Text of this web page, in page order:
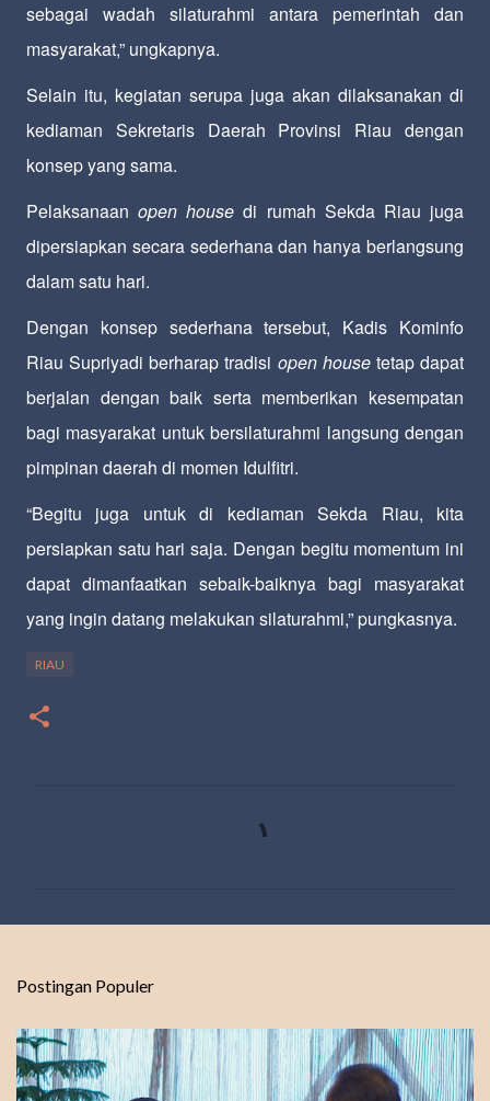
sebagai wadah silaturahmi antara pemerintah dan
masyarakat,” ungkapnya.
Selain itu, kegiatan serupa juga akan dilaksanakan di
kediaman Sekretaris Daerah Provinsi Riau dengan
konsep yang sama.
Pelaksanaanopen house di rumah Sekda Riau juga
dipersiapkan secara sederhana dan hanya berlangsung
dalam satu hari.
Dengan konsep sederhana tersebut, Kadis Kominfo
Riau Supriyadi berharap tradisi open housetetap dapat
berjalan dengan baik serta memberikan kesempatan
bagi masyarakat untuk bersilaturahmi langsung dengan
pimpinan daerah di momen Idulfitri.
“Begitu juga untuk di kediaman Sekda Riau, kita
persiapkan satu hari saja. Dengan begitu momentum ini
dapat dimanfaatkan sebaik-baiknya bagi masyarakat
yang ingin datang melakukan silaturahmi,” pungkasnya.
RIAU
r
Postingan Populer